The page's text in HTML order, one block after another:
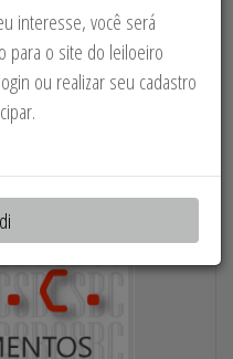
Sucata
interesse, você será
para o site do leiloeiro
ou realizar seu cadastro